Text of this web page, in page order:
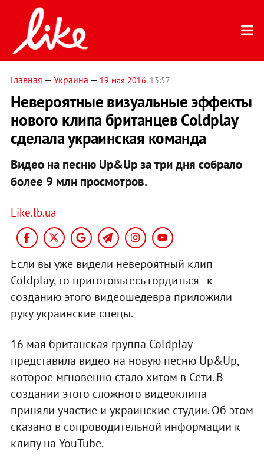
Главная — Украина — 19 мая 2016, 13:57
Невероятные визуальные эффекты
нового клипа британцев Coldplay
сделала украинская команда
Видео на песню Up&Up за три дня собрало
более 9 млн просмотров.
Like.lb.ua
Если вы уже видели невероятный клип
Coldplay, то приготовьтесь гордиться - к
созданию этого видеошедевра приложили
руку украинские спецы.
16 мая британская группа Coldplay
представила видео на новую песню Up&Up,
которое мгновенно стало хитом в Сети. В
создании этого сложного видеоклипа
приняли участие и украинские студии. Об этом
сказано в сопроводительной информации к
клипу на YouTube.